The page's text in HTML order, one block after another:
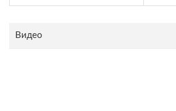
Видео